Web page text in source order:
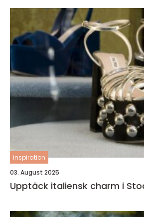
inspiration
03. August 2025
Upptäck italiensk charm i